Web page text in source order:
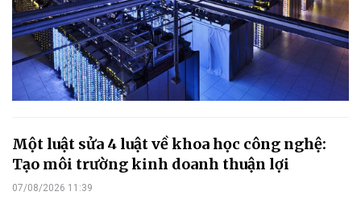
Một luật sửa 4 luật về khoa học công nghệ:
Tạo môi trường kinh doanh thuận lợi
07/08/2026 11:39